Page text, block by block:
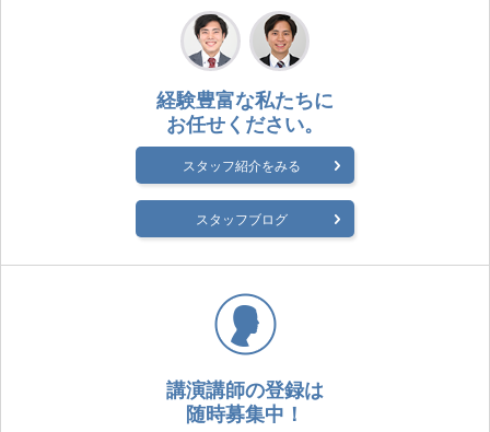
経験豊富な私たちに
お任せください。
スタッフ紹介をみる
スタッフブログ
講演講師の登録は
随時募集中！